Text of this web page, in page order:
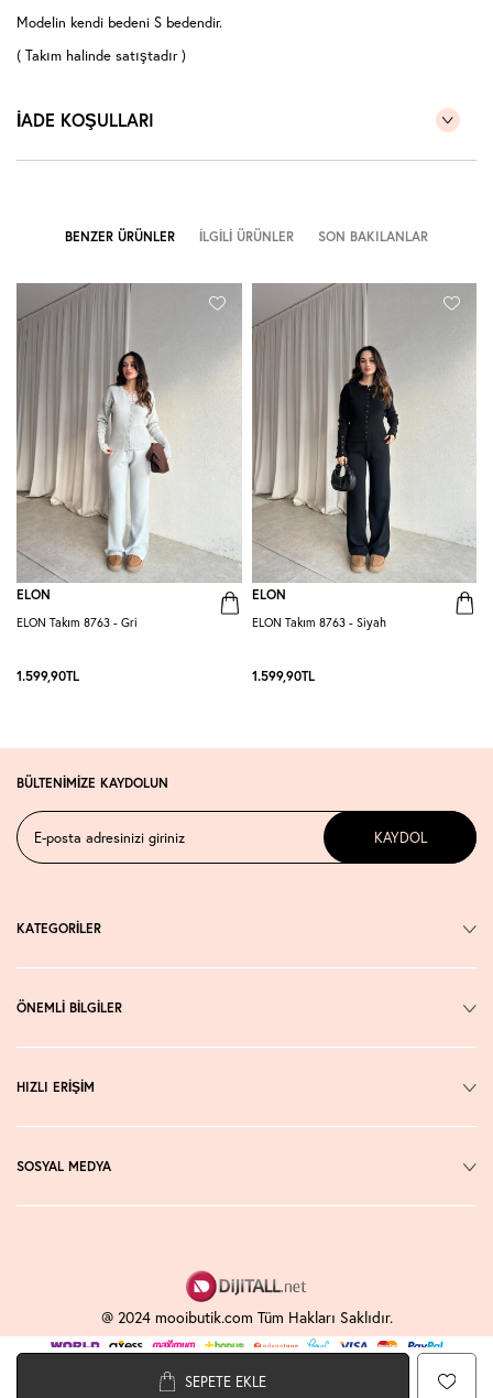
SEPETE EKLE
Modelin kendi bedeni S bedendir.
( Takım halinde satıştadır )
İADE KOŞULLARI
BENZER ÜRÜNLER İLGILI ÜRÜNLER SON BAKILANLAR
ELON
ELON Takım 8763 - Gri
1.599,90TL
ELON
ELON Takım 8763 - Siyah
1.599,90TL
BÜLTENİMİZE KAYDOLUN
KAYDOL
KATEGORİLER
ÖNEMLİ BİLGİLER
HIZLI ERİŞİM
SOSYAL MEDYA
@ 2024 mooibutik.com Tüm Hakları Saklıdır.
-SoftE-Ticaret